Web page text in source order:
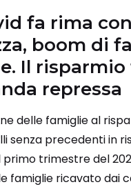
fa rima con
boom di
Il risparmio
repressa
delle famiglie al
senza precedenti in
primo trimestre del
famiglie ricavato dai